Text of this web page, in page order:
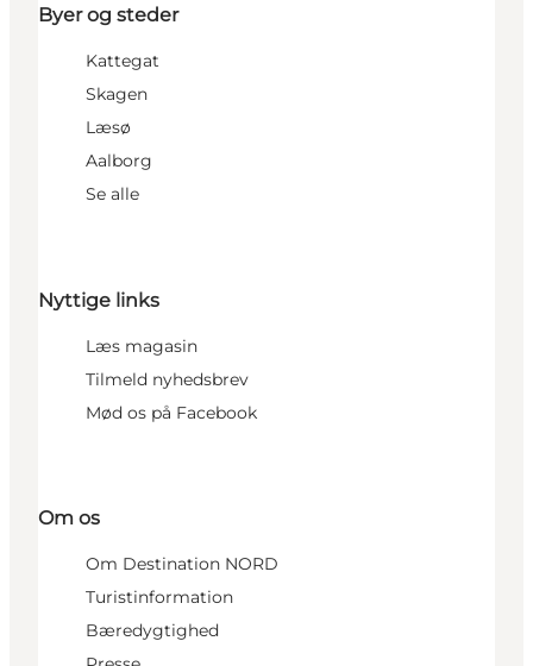
Byer og steder
Kattegat
Skagen
Læsø
Aalborg
Se alle
Nyttige links
Læs magasin
Tilmeld nyhedsbrev
Mød os på Facebook
Om os
Om Destination NORD
Turistinformation
Bæredygtighed